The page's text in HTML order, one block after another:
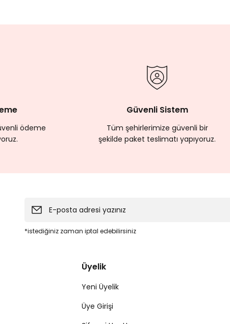
ödeme
Güvenli Sistem
Tüm şehirlerimize güvenli bir
şekilde paket teslimatı yapıyoruz.
*istediğiniz zaman iptal edebilirsiniz
Üyelik
Yeni Üyelik
Üye Girişi